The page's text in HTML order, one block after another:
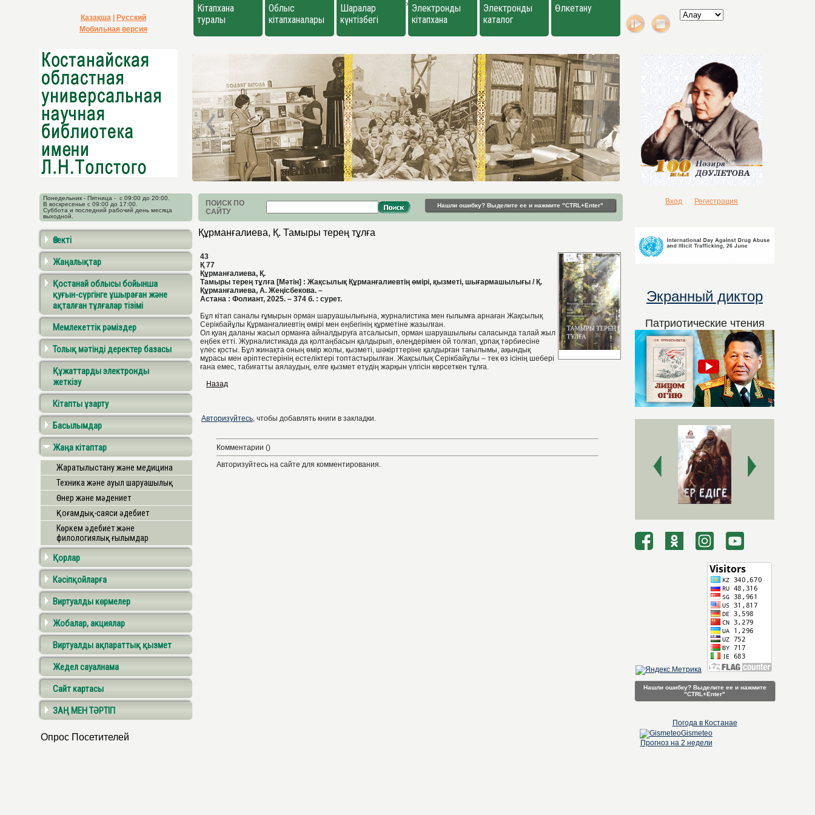
>
Қазақша
Русский
Мобильная версия
Кітапхана
туралы
Облыс
кітапханалары
Шаралар
күнтізбегі
Электронды
кітапхана
Электронды
каталог
Өлкетану
Понедельник - Пятница - с 09:00 до 20:00.
В воскресенье с 09:00 до 17:00.
Суббота и последний рабочий день месяца
выходной.
ПОИСК ПО
САЙТУ
Нашли ошибку? Выделите ее и нажмите "CTRL+Enter" Вход Регистрация
Өзекті
Жаңалықтар
Қостанай облысы бойынша
қуғын-сүргінге ұшыраған және
ақталған тұлғалар тізімі
Мемлекеттік рәміздер
Толық мәтінді деректер базасы
Құжаттарды электронды
жеткізу
Кітапты ұзарту
Басылымдар
Жаңа кітаптар
Жаратылыстану және медицина
Техника және ауыл шаруашылық
Өнер және мәдениет
Қоғамдық-саяси әдебиет
Көркем әдебиет және
филологиялық ғылымдар
Қорлар
Кәсіпқойларға
Виртуалды көрмелер
Жобалар, акциялар
Виртуалды ақпараттық қызмет
Жедел сауалнама
Сайт картасы
ЗАҢ МЕН ТӘРТІП
Опрос Посетителей
Құрманғалиева, Қ. Тамыры терең тұлға
43
Қ 77
Құрманғалиева, Қ.
Тамыры терең тұлға [Мәтін] : Жақсылық Құрманғалиевтің өмірі, қызметі, шығармашылығы / Қ.
Құрманғалиева, А. Жеңісбекова. –
Астана : Фолиант, 2025. – 374 б. : сурет.
Бұл кітап саналы ғұмырын орман шаруашылығына, журналистика мен ғылымға арнаған Жақсылық
Серікбайұлы Құрманғалиевтің өмірі мен еңбегінің құрметіне жазылған.
Ол қуаң даланы жасыл орманға айналдыруға атсалысып, орман шаруашылығы саласында талай жыл
еңбек етті. Журналистикада да қолтаңбасын қалдырып, өлеңдерімен ой толғап, ұрпақ тәрбиесіне
үлес қосты. Бұл жинақта оның өмір жолы, қызметі, шәкірттеріне қалдырған тағылымы, ақындық
мұрасы мен әріптестерінің естеліктері топтастырылған. Жақсылық Серікбайұлы – тек өз ісінің шебері
ғана емес, табиғатты аялаудың, елге қызмет етудің жарқын үлгісін көрсеткен тұлға.
Назад
Авторизуйтесь, чтобы добавлять книги в закладки.
Комментарии ()
Авторизуйтесь на сайте для комментирования.
Экранный диктор
Патриотические чтения
Нашли ошибку? Выделите ее и нажмите
"CTRL+Enter"
Погода в Костанае
Gismeteo
Прогноз на 2 недели